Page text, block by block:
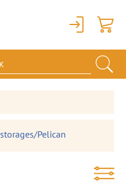
Вход
storages/Pelican